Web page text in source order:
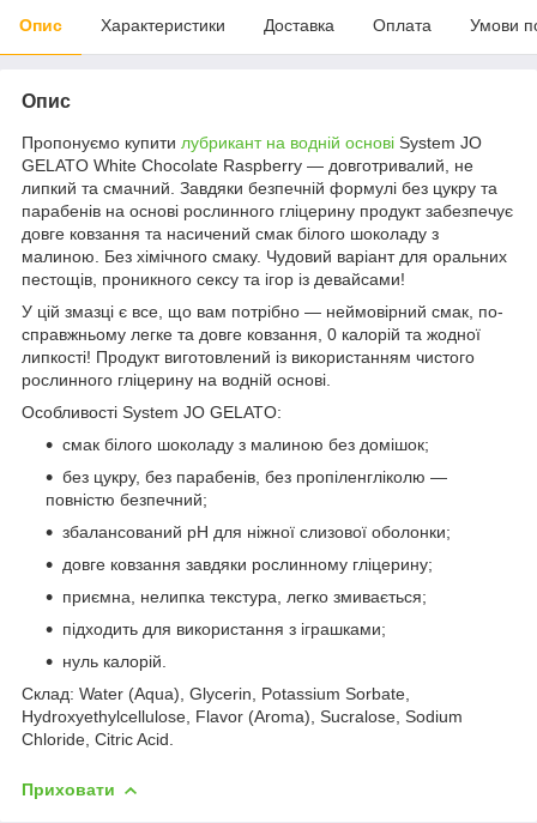
Опис Характеристики Доставка Оплата Умови
Опис
Пропонуємо купити лубрикант на водній основі System JO
GELATO White Chocolate Raspberry — довготривалий, не
липкий та смачний. Завдяки безпечній формулі без цукру та
парабенів на основі рослинного гліцерину продукт забезпечує
довге ковзання та насичений смак білого шоколаду з
малиною. Без хімічного смаку. Чудовий варіант для оральних
пестощів, проникного сексу та ігор із девайсами!
У цій змазці є все, що вам потрібно — неймовірний смак, по-
справжньому легке та довге ковзання, 0 калорій та жодної
липкості! Продукт виготовлений із використанням чистого
рослинного гліцерину на водній основі.
Особливості System JO GELATO:
смак білого шоколаду з малиною без домішок;
без цукру, без парабенів, без пропіленгліколю —
повністю безпечний;
збалансований рН для ніжної слизової оболонки;
довге ковзання завдяки рослинному гліцерину;
приємна, нелипка текстура, легко змивається;
підходить для використання з іграшками;
нуль калорій.
Склад: Water (Aqua), Glycerin, Potassium Sorbate,
Hydroxyethylcellulose, Flavor (Aroma), Sucralose, Sodium
Chloride, Citric Acid.
Приховати